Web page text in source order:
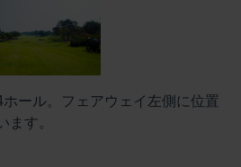
ール。フェアウェイ左側に位置
ます。